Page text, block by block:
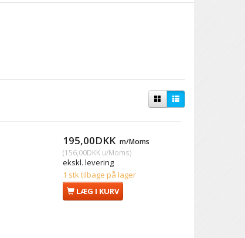
195,00DKK m/Moms
(156,00DKKu/Moms)
ekskl. levering
1 stk tilbage på lager
LÆG I KURV